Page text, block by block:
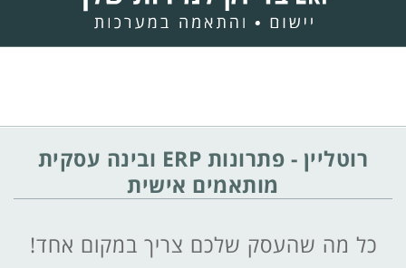
רוטליין - פתרונות ERP ובינה עסקית
מותאמים אישית
כל מה שהעסק שלכם צריך במקום אחד!